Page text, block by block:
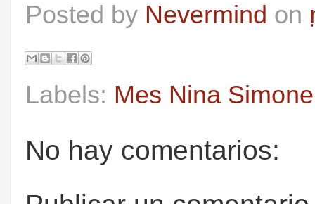
Posted by Nevermind on
Labels: Mes Nina Simone
No hay comentarios: